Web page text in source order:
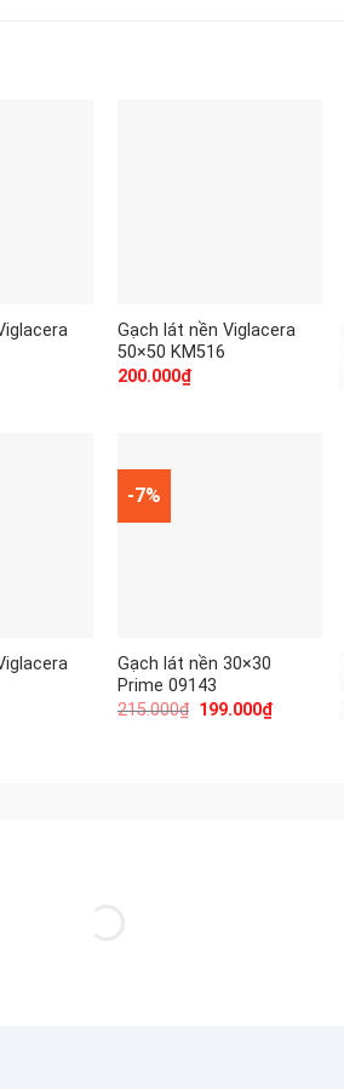
Gạch lát nền Viglacera
50×50 KM516
200.000₫
-7%
Gạch lát nền 30×30
Prime 09143
215.000₫ 199.000₫